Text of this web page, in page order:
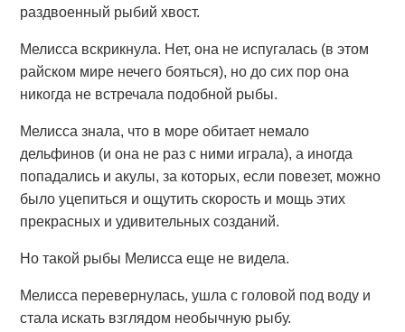
раздвоенный рыбий хвост.
Мелисса вскрикнула. Нет, она не испугалась (в этом
райском мире нечего бояться), но до сих пор она
никогда не встречала подобной рыбы.
Мелисса знала, что в море обитает немало
дельфинов (и она не раз с ними играла), а иногда
попадались и акулы, за которых, если повезет, можно
было уцепиться и ощутить скорость и мощь этих
прекрасных и удивительных созданий.
Но такой рыбы Мелисса еще не видела.
Мелисса перевернулась, ушла с головой под воду и
стала искать взглядом необычную рыбу.